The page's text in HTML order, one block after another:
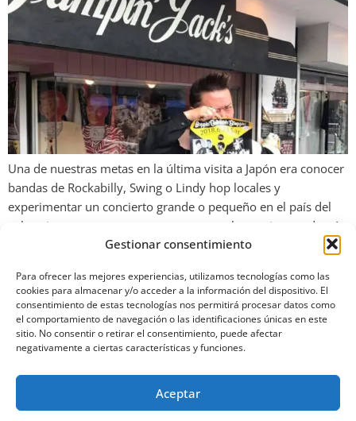
Gestionar consentimiento
Para ofrecer las mejores experiencias, utilizamos tecnologías como las
cookies para almacenar y/o acceder a la información del dispositivo. El
consentimiento de estas tecnologías nos permitirá procesar datos como
el comportamiento de navegación o las identificaciones únicas en este
sitio. No consentir o retirar el consentimiento, puede afectar
negativamente a ciertas características y funciones.
Aceptar
Una de nuestras metas en la última visita a Japón era conocer
bandas de Rockabilly, Swing o Lindy hop locales y
experimentar un concierto grande o pequeño en el país del
sol naciente, pero para nuestra sorpresa las opciones además
de ser muy limitadas terminaban a más tardar las 10 de la
Aviso de privacidad
Derechos Reservados 2024 Powered by olonatech.com